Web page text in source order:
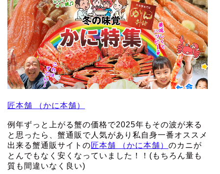
匠本舗 （かに本舗）
例年ずっと上がる蟹の価格で2025年もその波が来る
と思ったら、蟹通販で人気があり私自身一番オススメ
出来る蟹通販サイトの匠本舗 （かに本舗） のカニが
とんでもなく安くなっていました！！(もちろん量も
質も間違いなく良い)